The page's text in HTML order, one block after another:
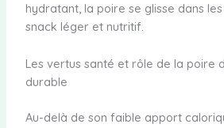
hydratant, la poire se glisse dans
snack léger et nutritif.
Les vertus santé et rôle de la poire
durable
Au-delà de son faible apport